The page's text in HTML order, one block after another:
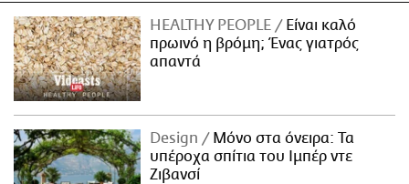
HEALTHY PEOPLE
Είναι καλό
πρωινό η βρόμη; Ένας γιατρός
απαντά
Design
Μόνο στα όνειρα: Τα
υπέροχα σπίτια του Ιμπέρ ντε
Ζιβανσί